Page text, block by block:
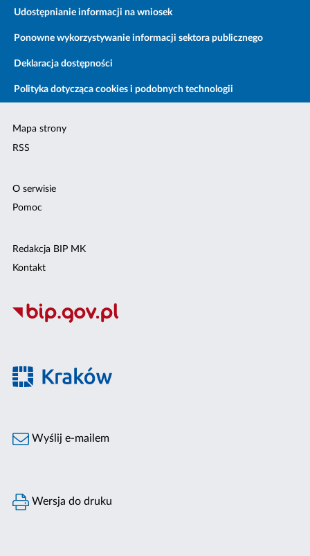
Udostępnianie informacji na wniosek
Ponowne wykorzystywanie informacji sektora publicznego
Deklaracja dostępności
Polityka dotycząca cookies i podobnych technologii
Mapa strony
RSS
O serwisie
Pomoc
Redakcja BIP MK
Kontakt
Wyślij e-mailem
Wersja do druku